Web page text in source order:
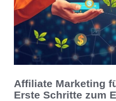
Affiliate Marketing
Erste Schritte zum